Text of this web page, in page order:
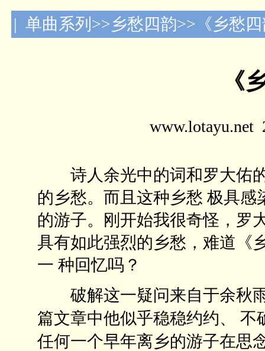
| 单曲系列>>乡愁四韵>>《乡愁
《
www.lotayu.net
诗人余光中的词和罗大佑的
的乡愁。而且这种乡愁 极具
的游子。刚开始我很奇怪，罗
具有如此强烈的乡愁，难道《
一 种回忆吗？
破解这一疑问来自于余秋雨
篇文章中他似乎稳稳约约、
任何一个早年离乡的游子在思